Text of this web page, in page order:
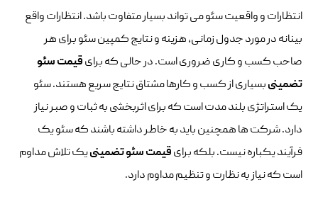
انتظارات و واقعیت سئو می تواند بسیار متفاوت باشد. انتظارات واقع
بینانه در مورد جدول زمانی، هزینه و نتایج کمپین سئو برای هر
صاحب کسب و کاری ضروری است. در حالی که برایقیمت سئو
تضمینیبسیاری از کسب و کارها مشتاق نتایج سریع هستند. سئو
یک استراتژی بلند مدت است که برای اثربخشی به ثبات و صبر نیاز
دارد. شرکت ها همچنین باید به خاطر داشته باشند که سئو یک
فرآیند یکباره نیست. بلکه برایقیمت سئو تضمینییک تلاش مداوم
است که نیاز به نظارت و تنظیم مداوم دارد.